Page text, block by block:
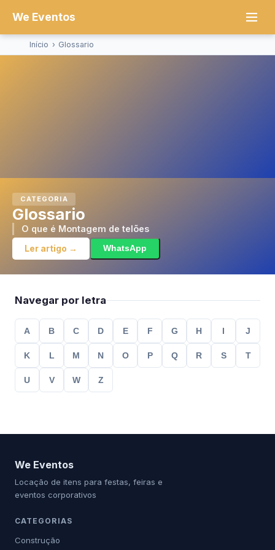
We Eventos
Início › Glossario
CATEGORIA
Glossario
O que é Montagem de telões
Ler artigo → WhatsApp
Navegar por letra
A B C D E F G H I J
K L M N O P Q R S T
U V W Z
We Eventos
Locação de itens para festas, feiras e
eventos corporativos
CATEGORIAS
Construção